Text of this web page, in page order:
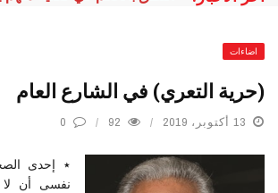
اضاءات
(حرية التعري) في الشارع العام
13 أكتوبر، 2019 92
0
٭ إحدى
نفسى أن لا